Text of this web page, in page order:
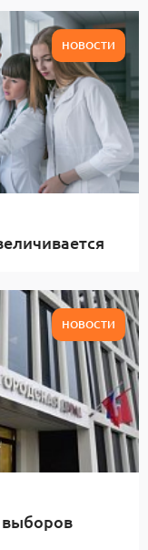
НОВОСТИ
НОВОСТИ
выборов